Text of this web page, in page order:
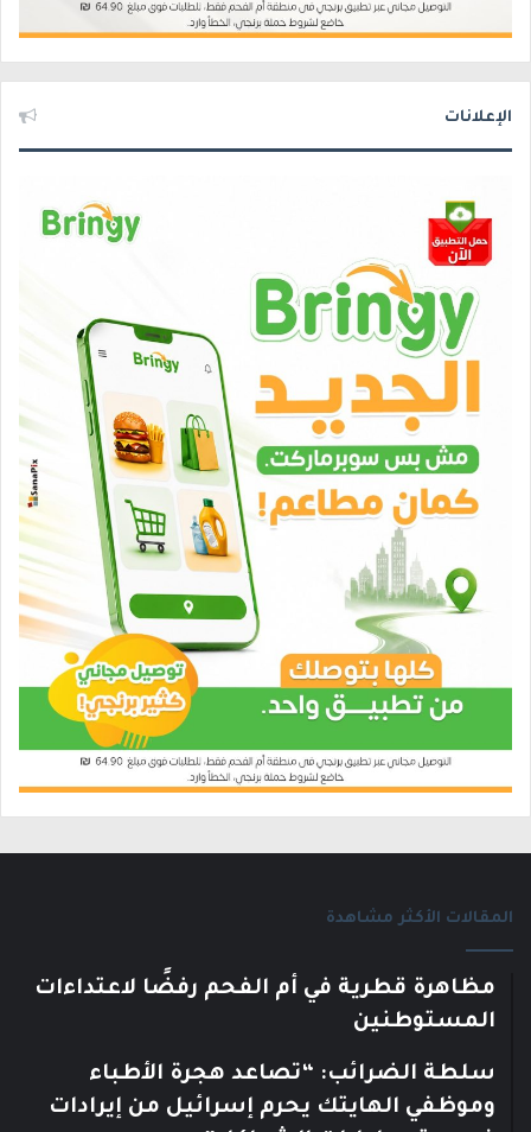
الإعلانات
المقالات الأكثر مشاهدة
مظاهرة قطرية في أم الفحم رفضًا لاعتداءات
المستوطنين
سلطة الضرائب: “تصاعد هجرة الأطباء
وموظفي الهايتك يحرم إسرائيل من إيرادات